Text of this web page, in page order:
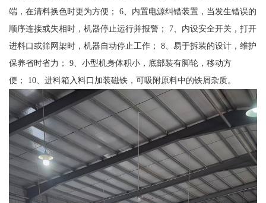
端，在清料换色时更为方便； 6、内置电源纠错装置，当发生错误的
顺序连接或失相时，机器停止运行并报警； 7、内设安全开关，打开
进料口或筛网架时，机器自动停止工作； 8、易于拆装的设计，维护
保养省时省力； 9、小型机身体积小，底部装有脚轮，移动方
便； 10、进料箱入料口加装磁铁，可吸附原料中的铁屑杂质。